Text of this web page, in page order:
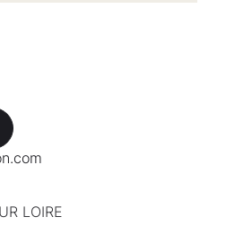
LOIRE